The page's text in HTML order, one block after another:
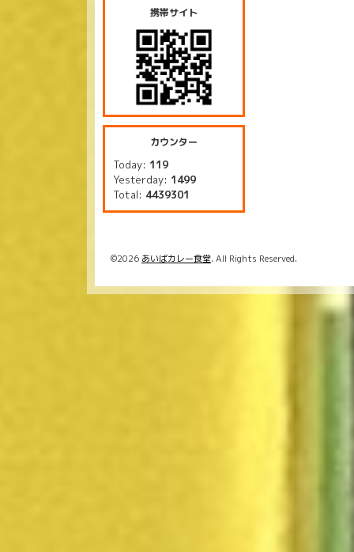
携帯サイト
カウンター
Today: 119
Yesterday: 1499
Total: 4439301
©2026 あいばカレー食堂. All Rights Reserved.